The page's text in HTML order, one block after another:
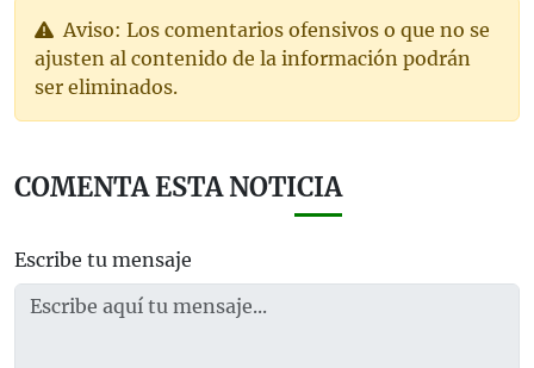
Aviso: Los comentarios ofensivos o que no se
ajusten al contenido de la información podrán
ser eliminados.
COMENTA ESTA NOTICIA
Escribe tu mensaje